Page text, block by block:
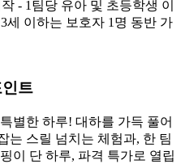
- 1팀당 유아 및 초등학생 이
세 이하는 보호자 1명 동반 가
트
별한 하루! 대하를 가득 풀어
는 스릴 넘치는 체험과, 한 팀
이 단 하루, 파격 특가로 열립